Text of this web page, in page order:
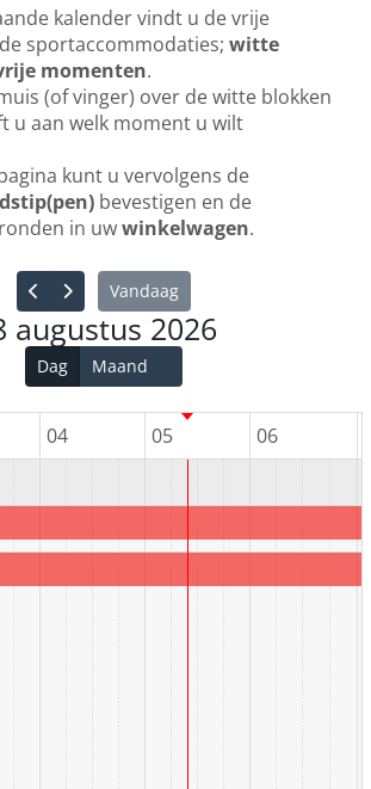
kalender vindt u de vrije
sportaccommodaties; witte
momenten.
(of vinger) over de witte blokken
u aan welk moment u wilt
kunt u vervolgens de
bevestigen en de
in uwwinkelwagen.
Vandaag
augustus 2026
Dag Maand
04 05 06